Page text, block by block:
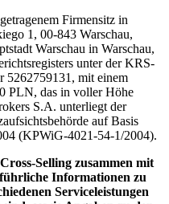
Firmensitz in
1, 00-843 Warschau,
Warschau in Warschau,
unter der KRS-
5262759131, mit einem
PLN, das in voller Höhe
S.A. unterliegt der
auf Basis
(KPWiG-4021-54-1/2004).
Selling zusammen mit
Informationen zu
Serviceleistungen